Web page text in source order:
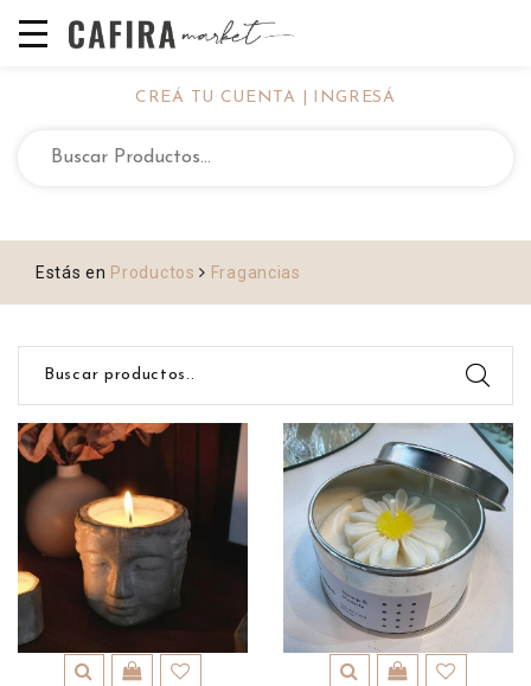
CREÁ TU CUENTA | INGRESÁ
Estás en Productos Fragancias
Buscar productos..